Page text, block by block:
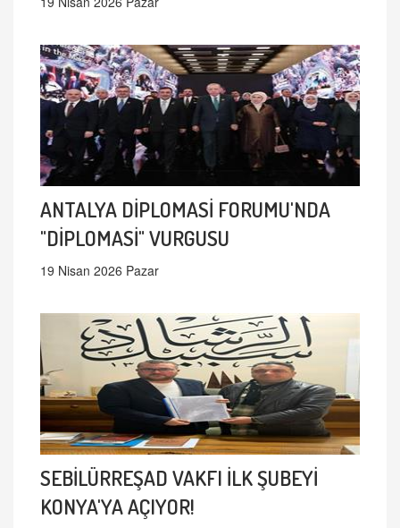
ANTALYA DİPLOMASİ FORUMU'NDA
"DİPLOMASİ" VURGUSU
19 Nisan 2026 Pazar
SEBİLÜRREŞAD VAKFI İLK ŞUBEYİ
KONYA'YA AÇIYOR!